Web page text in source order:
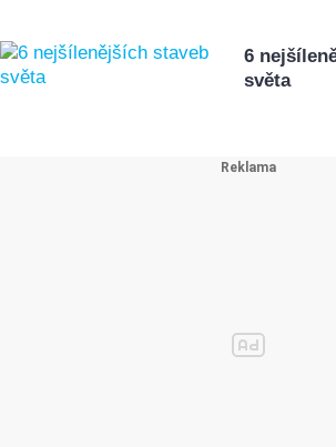
6
světa